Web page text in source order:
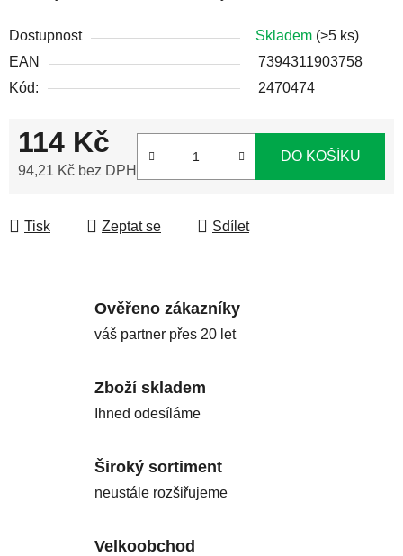
Dostupnost Skladem (>5 ks)
EAN
7394311903758
Kód:
2470474
114 Kč
94,21 Kč bez DPH
DO KOŠÍKU
Tisk Zeptat se Sdílet
Ověřeno zákazníky
váš partner přes 20 let
Zboží skladem
Ihned odesíláme
Široký sortiment
neustále rozšiřujeme
Velkoobchod